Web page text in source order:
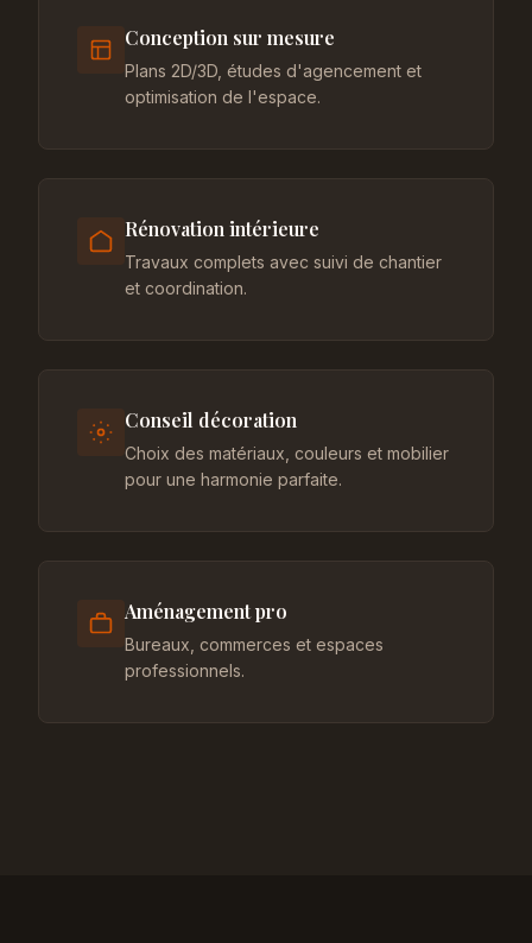
Conception sur mesure
Plans 2D/3D, études d'agencement et
optimisation de l'espace.
Rénovation intérieure
Travaux complets avec suivi de chantier
et coordination.
Conseil décoration
Choix des matériaux, couleurs et mobilier
pour une harmonie parfaite.
Aménagement pro
Bureaux, commerces et espaces
professionnels.